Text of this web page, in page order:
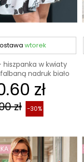
wtorek
- hiszpanka w kwiaty
nadruk biało
czarny zł
zł -30%